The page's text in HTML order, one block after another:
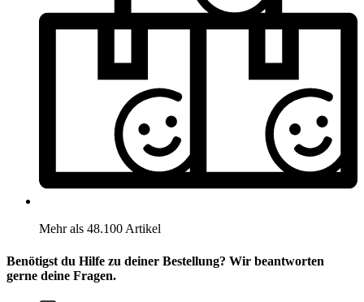
Mehr als 48.100 Artikel
Benötigst du Hilfe zu deiner Bestellung? Wir beantworten
gerne deine Fragen.